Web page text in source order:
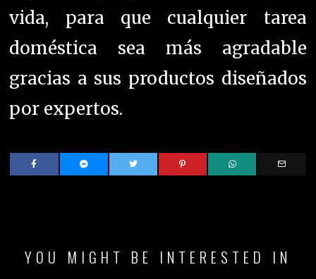
vida, para que cualquier tarea
doméstica sea más agradable
gracias a sus productos diseñados
por expertos.
YOU MIGHT BE INTERESTED IN